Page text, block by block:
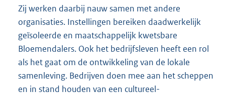
Zij werken daarbij nauw samen met andere
organisaties. Instellingen bereiken daadwerkelijk
geïsoleerde en maatschappelijk kwetsbare
Bloemendalers. Ook het bedrijfsleven heeft een rol
als het gaat om de ontwikkeling van de lokale
samenleving. Bedrijven doen mee aan het scheppen
en in stand houden van een cultureel-